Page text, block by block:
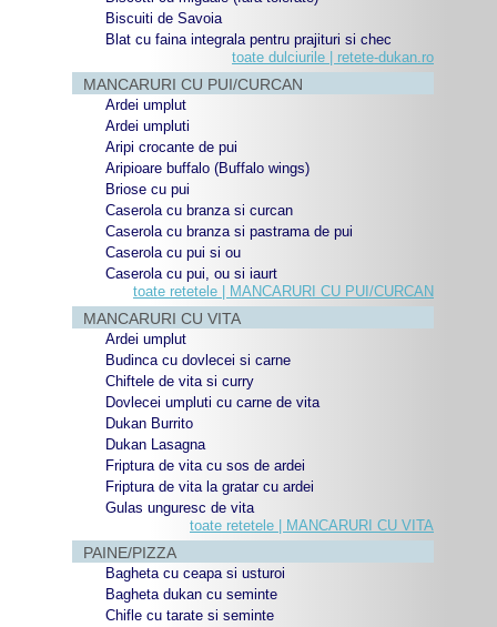
Biscuiti de Savoia
Blat cu faina integrala pentru prajituri si chec
toate dulciurile | retete-dukan.ro
MANCARURI CU PUI/CURCAN
Ardei umplut
Ardei umpluti
Aripi crocante de pui
Aripioare buffalo (Buffalo wings)
Briose cu pui
Caserola cu branza si curcan
Caserola cu branza si pastrama de pui
Caserola cu pui si ou
Caserola cu pui, ou si iaurt
toate retetele | MANCARURI CU PUI/CURCAN
MANCARURI CU VITA
Ardei umplut
Budinca cu dovlecei si carne
Chiftele de vita si curry
Dovlecei umpluti cu carne de vita
Dukan Burrito
Dukan Lasagna
Friptura de vita cu sos de ardei
Friptura de vita la gratar cu ardei
Gulas unguresc de vita
toate retetele | MANCARURI CU VITA
PAINE/PIZZA
Bagheta cu ceapa si usturoi
Bagheta dukan cu seminte
Chifle cu tarate si seminte